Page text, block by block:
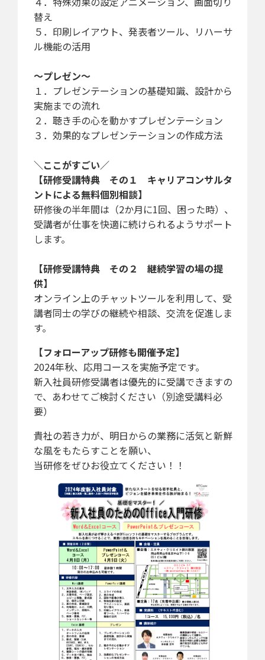
替え
５．印刷レイアウト、発表者ツール、リハーサ
ル機能の活用
～プレゼン～
１．プレゼンテーションの基礎知識、設計から
実施までの流れ
２．聴き手の心を動かすプレゼンテーション
３．効果的なプレゼンテーションの作成方法
＼ここがすごい／
【研修受講特典 その１ キャリアコンサルタ
ントによる無料個別相談】
研修後の半年間は（2か月に1回、困った時）、
受講者が仕事を快適に続けられるようサポート
します。
【研修受講特典 その２ 継続学習の場の提
供】
オンライン上のチャットツールを利用して、受
講者同士の学びの継続や相談、交流を促進しま
す。
【フォローアップ研修も開催予定】
2024年秋、応用コースを実施予定です。
新入社員研修受講者は優先的に受講できますの
で、あわせてご検討ください（別途受講料必
要）
貴社の若き力が、明日からの業務に活気と新鮮
な風をもたらすことを願い、
当研修をぜひお役立てください！！